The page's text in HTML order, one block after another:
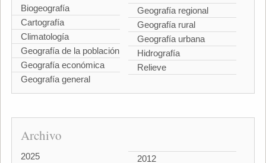
Biogeografía
Cartografía
Climatología
Geografía de la población
Geografía económica
Geografía general
Geografía regional
Geografía rural
Geografía urbana
Hidrografía
Relieve
Archivo
2025 2012